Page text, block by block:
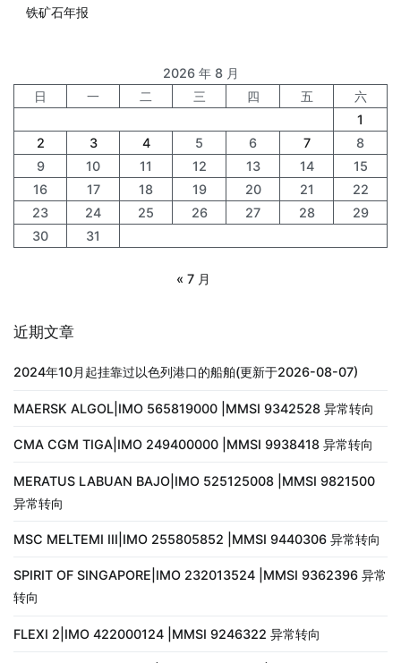
铁矿石年报
2026 年 8 月
日
一 二 三 四 五
六
1
2
3 4 5 6 7
8
9
10 11 12 13 14
15
16
17 18 19 20 21
22
23
24 25 26 27 28
29
30
31
« 7 月
近期文章
2024年10月起挂靠过以色列港口的船舶(更新于2026-08-07)
MAERSK ALGOL|IMO 565819000 |MMSI 9342528 异常转向
CMA CGM TIGA|IMO 249400000 |MMSI 9938418 异常转向
MERATUS LABUAN BAJO|IMO 525125008 |MMSI 9821500
异常转向
MSC MELTEMI III|IMO 255805852 |MMSI 9440306 异常转向
SPIRIT OF SINGAPORE|IMO 232013524 |MMSI 9362396 异常
转向
FLEXI 2|IMO 422000124 |MMSI 9246322 异常转向